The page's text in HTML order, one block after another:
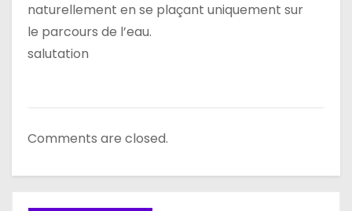
naturellement en se plaçant uniquement sur
le parcours de l’eau.
salutation
Comments are closed.